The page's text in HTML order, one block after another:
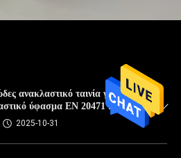
ανακλαστικό ταινία για
ύφασμα EN 20471 κλάση
2025-10-31